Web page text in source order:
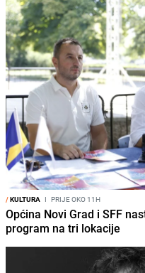
/KULTURA I PRIJE OKO 11H
Općina Novi Grad i SFF
program na tri lokacije